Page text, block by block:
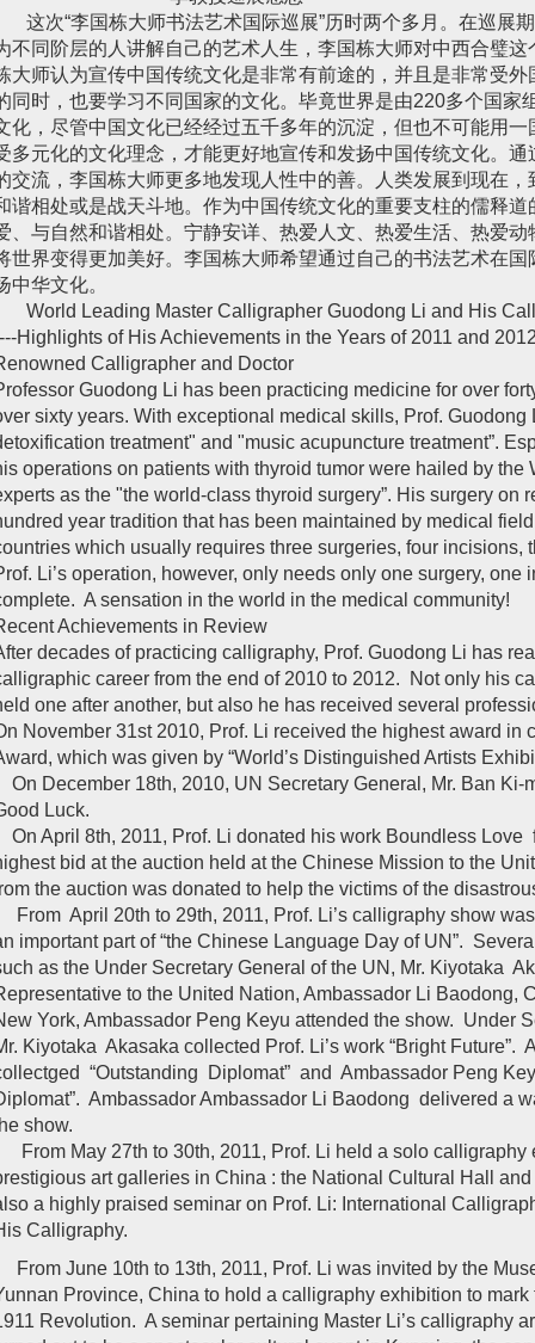
次“李国栋大师书法艺术国际巡展”历时两个多月。在巡展
不同阶层的人讲解自己的艺术人生，李国栋大师对中西合璧
大师认为宣传中国传统文化是非常有前途的，并且是非常受
同时，也要学习不同国家的文化。毕竟世界是由220多个国家
化，尽管中国文化已经经过五千多年的沉淀，但也不可能用
多元化的文化理念，才能更好地宣传和发扬中国传统文化。
交流，李国栋大师更多地发现人性中的善。人类发展到现在
谐相处或是战天斗地。作为中国传统文化的重要支柱的儒释
、与自然和谐相处。宁静安详、热爱人文、热爱生活、热爱
世界变得更加美好。李国栋大师希望通过自己的书法艺术在
中华文化。
Leading Master Calligrapher Guodong Li and His
Highlights of His Achievements in the Years of 2011 and
Calligrapher and Doctor
Guodong Li has been practicing medicine for over
sixty years. With exceptional medical skills, Prof.
treatment" and "music acupuncture treatment”.
operations on patients with thyroid tumor were hailed by the
as the "the world-class thyroid surgery”. His surgery on
year tradition that has been maintained by medical
which usually requires three surgeries, four incisions,
Li’s operation, however, only needs only one surgery,
A sensation in the world in the medical community!
Achievements in Review
decades of practicing calligraphy, Prof. Guodong Li has
career from the end of 2010 to 2012. Not only his
one after another, but also he has received several
November 31st 2010, Prof. Li received the highest award in
which was given by “World’s Distinguished Artists
December 18th, 2010, UN Secretary General, Mr. Ban Ki-
Luck.
April 8th, 2011, Prof. Li donated his work Boundless Love
bid at the auction held at the Chinese Mission to the
the auction was donated to help the victims of the
April 20th to 29th, 2011, Prof. Li’s calligraphy show
important part of “the Chinese Language Day of UN”.
as the Under Secretary General of the UN, Mr. Kiyotaka
to the United Nation, Ambassador Li Baodong,
York, Ambassador Peng Keyu attended the show. Under
Kiyotaka Akasaka collected Prof. Li’s work “Bright
“Outstanding Diplomat” and Ambassador Peng
Ambassador Ambassador Li Baodong delivered a
show.
May 27th to 30th, 2011, Prof. Li held a solo calligraphy
art galleries in China : the National Cultural Hall
a highly praised seminar on Prof. Li: International
Calligraphy.
June 10th to 13th, 2011, Prof. Li was invited by the
Province, China to hold a calligraphy exhibition to
Revolution. A seminar pertaining Master Li’s calligraphy